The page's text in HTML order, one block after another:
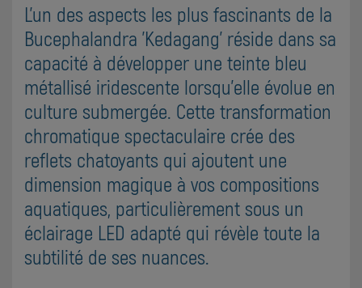
L'un des aspects les plus fascinants de la
Bucephalandra 'Kedagang' réside dans sa
capacité à développer une teinte bleu
métallisé iridescente lorsqu'elle évolue en
culture submergée. Cette transformation
chromatique spectaculaire crée des
reflets chatoyants qui ajoutent une
dimension magique à vos compositions
aquatiques, particulièrement sous un
éclairage LED adapté qui révèle toute la
subtilité de ses nuances.